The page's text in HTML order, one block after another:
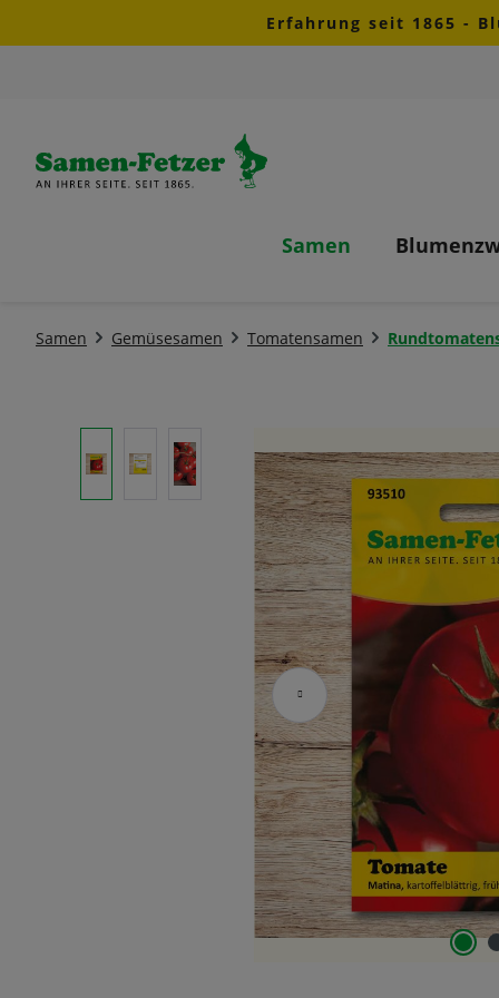
Zur Hauptnavigation springenErfahrung seit 1865 -
Samen
Samen Gemüsesamen Tomatensamen
Bildergalerie überspringen